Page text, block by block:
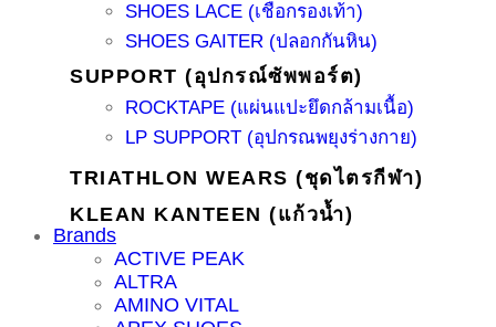
SHOES LACE (เชือกรองเท้า)
SHOES GAITER (ปลอกกันหิน)
SUPPORT (อุปกรณ์ซัพพอร์ต)
ROCKTAPE (แผ่นแปะยึดกล้ามเนื้อ)
LP SUPPORT (อุปกรณพยุงร่างกาย)
TRIATHLON WEARS (ชุดไตรกีฬา)
KLEAN KANTEEN (แก้วน้ำ)
Brands
ACTIVE PEAK
ALTRA
AMINO VITAL